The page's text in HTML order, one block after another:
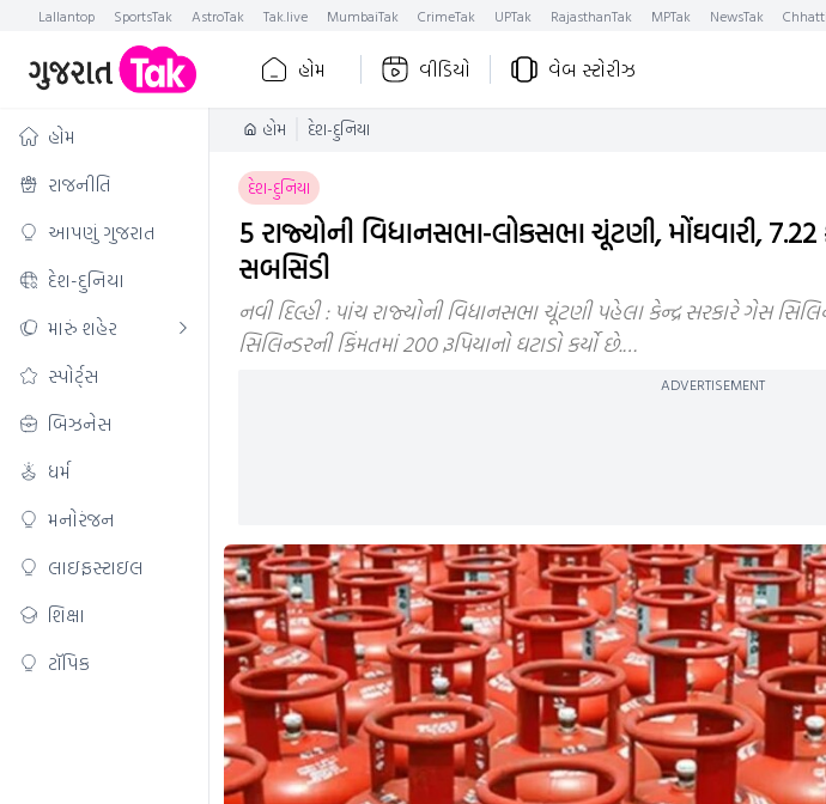
Lallantop SportsTak AstroTak Tak.live MumbaiTak CrimeTak UPTak RajasthanTak MPTak NewsTak
હોમ વીડિયો વેબ સ્ટોરીઝ
હોમ
રાજનીતિ
આપણું ગુજરાત
દેશ-દુનિયા
મારું શહેર
સ્પોર્ટ્સ
બિઝનેસ
ધર્મ
મનોરંજન
લાઇફસ્ટાઇલ
શિક્ષા
ટૉપિક
હોમ દેશ-દુનિયા
દેશ-દુનિયા
5 રાજ્યોની વિધાનસભા-લોકસભા ચૂંટણી, મોંઘવારી, 7.22
સબસિડી
નવી દિલ્હી : પાંચ રાજ્યોની વિધાનસભા ચૂંટણી પહેલા કેન્દ્ર સરકારે ગેસ
સિલિન્ડરની કિંમતમાં 200 રૂપિયાનો ઘટાડો કર્યો છે.…
ADVERTISEMENT